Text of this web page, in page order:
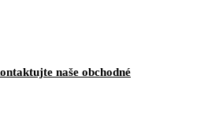
naše obchodné